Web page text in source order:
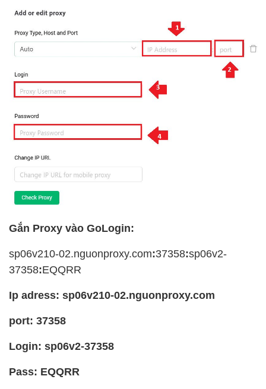
Gắn Proxy vào GoLogin:
sp06v210-02.nguonproxy.com:37358:sp06v2-
37358:EQQRR
Ip adress: sp06v210-02.nguonproxy.com
port: 37358
Login: sp06v2-37358
Pass: EQQRR